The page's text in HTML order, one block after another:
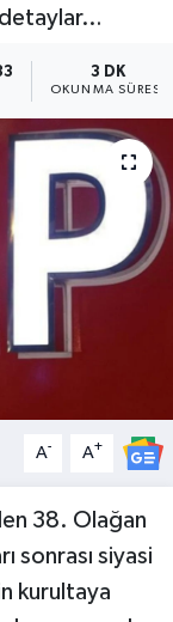
detaylar…
3 DK
OKUNMA SÜRESI
A- A+
38. Olağan
sonrası siyasi
kurultaya